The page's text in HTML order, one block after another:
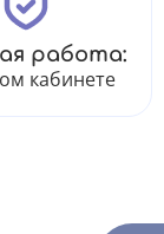
работа:
кабинете